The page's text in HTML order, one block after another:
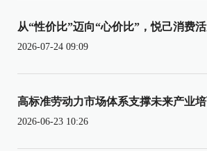
从“性价比”迈向“心价比”，悦己消费
2026-07-24 09:09
高标准劳动力市场体系支撑未来产业
2026-06-23 10:26